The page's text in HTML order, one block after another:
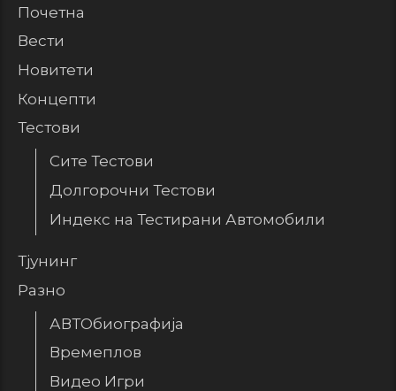
Почетна
Вести
Новитети
Концепти
Тестови
Сите Тестови
Долгорочни Тестови
Индекс на Тестирани Автомобили
Тјунинг
Разно
АВТОбиографија
Времеплов
Видео Игри